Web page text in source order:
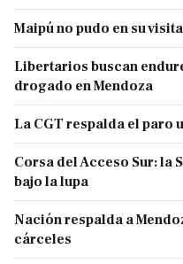
Maipú no pudo en su
Libertarios buscan
drogado en Mendoza
La CGT respalda el
Corsa del Acceso Sur: la
bajo la lupa
Nación respalda a
cárceles